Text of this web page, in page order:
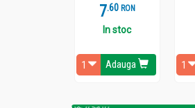
7.6 RON
In stoc
Adauga